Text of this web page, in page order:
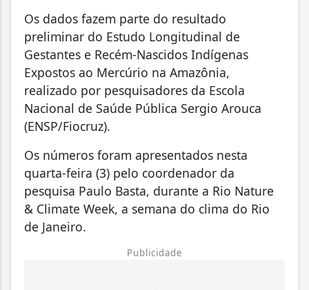
Os dados fazem parte do resultado
preliminar do Estudo Longitudinal de
Gestantes e Recém-Nascidos Indígenas
Expostos ao Mercúrio na Amazônia,
realizado por pesquisadores da Escola
Nacional de Saúde Pública Sergio Arouca
(ENSP/Fiocruz).
Os números foram apresentados nesta
quarta-feira (3) pelo coordenador da
pesquisa Paulo Basta, durante a Rio Nature
& Climate Week, a semana do clima do Rio
de Janeiro.
Publicidade